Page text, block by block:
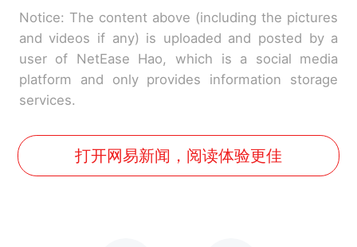
Notice: The content above (including the pictures
and videos if any) is uploaded and posted by a
user of NetEase Hao, which is a social media
platform and only provides information storage
services.
打开网易新闻，阅读体验更佳